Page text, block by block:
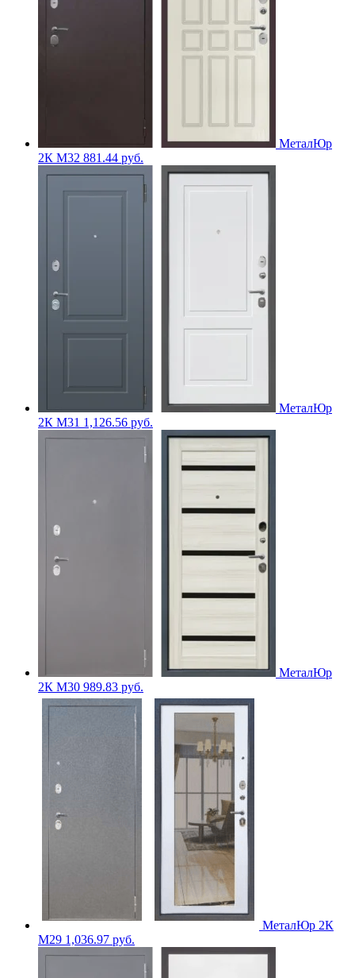
МеталЮр
2К M32 881.44 руб.
МеталЮр
2К M31 1,126.56 руб.
МеталЮр
2К M30 989.83 руб.
МеталЮр 2К
M29 1,036.97 руб.